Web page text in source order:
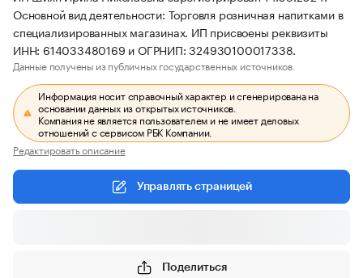
Основной вид деятельности: Торговля розничная напитками в
специализированных магазинах. ИП присвоены реквизиты
ИНН: 614033480169 и ОГРНИП: 324930100017338.
Данные получены из публичных государственных источников.
Информация носит справочный характер и сгенерирована на
основании данных из открытых источников.
Компания не является пользователем и не имеет деловых
отношений с сервисом РБК Компании.
Редактировать описание
Управлять страницей
Поделиться